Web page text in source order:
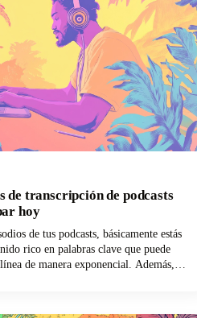
de transcripción de podcasts
hoy
de tus podcasts, básicamente estás
rico en palabras clave que puede
de manera exponencial. Además,